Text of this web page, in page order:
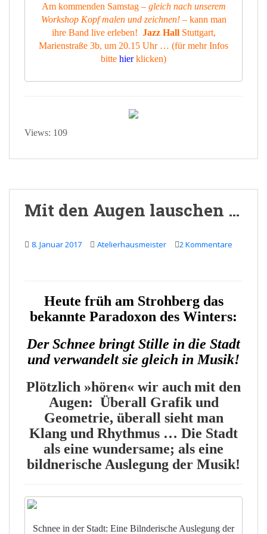
Am kommenden Samstag – gleich nach unserem
Workshop Kopf malen und zeichnen!– kann man
ihre Band live erleben! Jazz HallStuttgart,
Marienstraße 3b, um 20.15 Uhr … (für mehr Infos
bitte hierklicken)
Views: 109
Mit den Augen lauschen …
8. Januar 2017 Atelierhausmeister 2 Kommentare
Heute früh am Strohberg das
bekannte Paradoxon des Winters:
Der Schnee bringt Stille in die Stadt
und verwandelt sie gleich in Musik!
Plötzlich »hören« wir auch mit den
Augen: Überall Grafik und
Geometrie, überall sieht man
Klang und Rhythmus … Die Stadt
als eine wundersame; als eine
bildnerische Auslegung der Musik!
Schnee in der Stadt: Eine Bilnderische Auslegung der